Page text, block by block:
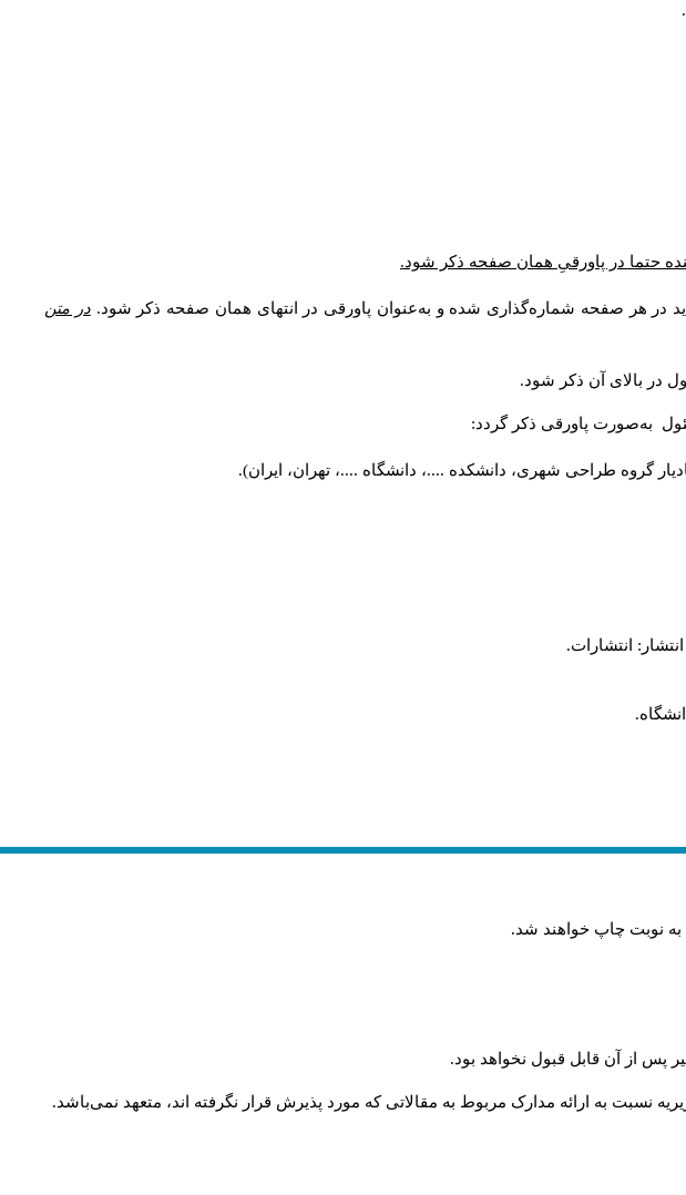
حتما در پاورقیِ همان صفحه ذکر شود.
در هر صفحه شماره‌گذاری شده و به‌عنوان پاورقی در انتهای همان صفحه ذکر شود. در متن
در بالای آن ذکر شود.
به‌صورت پاورقی ذکر گردد:
گروه طراحی شهری، دانشکده ....، دانشگاه ....، تهران، ایران).
انتشارات.
نوبت چاپ خواهند شد.
پس از آن قابل قبول نخواهد بود.
نسبت به ارائه مدارک مربوط به مقالاتی که مورد پذیرش قرار نگرفته اند، متعهد نمی‌باشد.